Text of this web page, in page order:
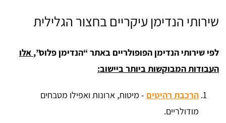
שירותי הנדימן עיקריים בחצור הגלילית
לפי שירותי הנדימן הפופולריים באתר “הנדימן פלוס”, אלו
העבודות המבוקשות ביותר ביישוב:
הרכבת רהיטים - מיטות, ארונות ואפילו מטבחים
מודולריים.